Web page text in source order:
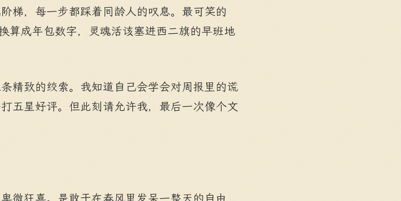
梯，每一步都踩着同龄人的叹息。最可笑的
成年包数字，灵魂活该塞进西二旗的早班地
精致的绞索。我知道自己会学会对周报里的谎
五星好评。但此刻请允许我，最后一次像个文